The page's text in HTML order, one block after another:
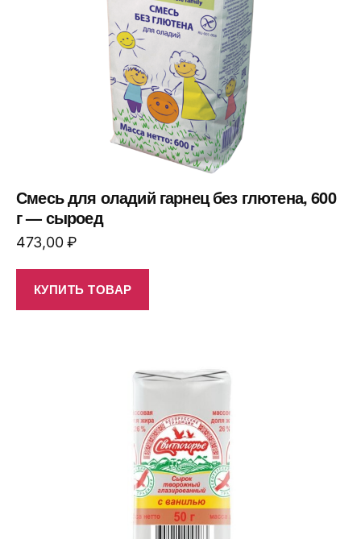
Смесь для оладий гарнец без глютена, 600
г — сыроед
473,00₽
КУПИТЬ ТОВАР